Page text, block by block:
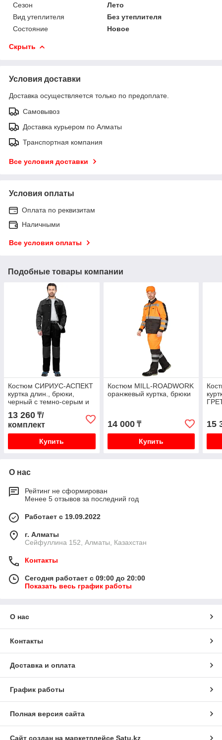
Сезон
Лето
Вид утеплителя
Без утеплителя
Состояние
Новое
Скрыть
Условия доставки
Доставка осуществляется только по предоплате.
Самовывоз
Доставка курьером по Алматы
Транспортная компания
Все условия доставки
Условия оплаты
Оплата по реквизитам
Наличными
Все условия оплаты
Подобные товары компании
Костюм СИРИУС-АСПЕКТ
куртка длин., брюки,
черный с темно-серым и
светло-серой отделкой
13 260 ₸/
комплект
Купить
Костюм MILL-ROADWORK
оранжевый куртка, брюки
14 000₸
Купить
15
О нас
Рейтинг не сформирован
Менее 5 отзывов за последний год
Работает с 19.09.2022
г. Алматы
Сейфуллина 152, Алматы, Казахстан
Контакты
Сегодня работает с 09:00 до 20:00
Показать весь график работы
О нас
Контакты
Доставка и оплата
График работы
Полная версия сайта
Сайт создан на маркетплейсе Satu.kz